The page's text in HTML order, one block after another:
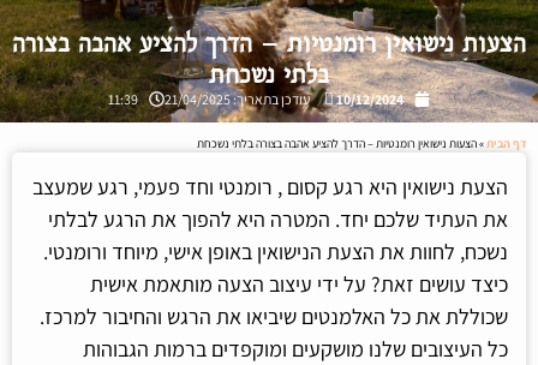
הצעות נישואין רומנטיות – הדרך להציע אהבה בצורה
בלתי נשכחת
10/12/2024 עודכן בתאריך: 21/04/2025 11:39
דף הבית»הצעות נישואין רומנטיות – הדרך להציע אהבה בצורה בלתי נשכחת
הצעת נישואין היא רגע קסום , רומנטי וחד פעמי, רגע שמעצב
את העתיד שלכם יחד. המטרה היא להפוך את הרגע לבלתי
נשכח, לחוות את הצעת הנישואין באופן אישי, מיוחד ורומנטי.
כיצד עושים זאת? על ידי עיצוב הצעה מותאמת אישית
שכוללת את כל האלמנטים שיביאו את הרגש והחיבור למרכז.
כל העיצובים שלנו מושקעים ומוקפדים ברמות הגבוהות